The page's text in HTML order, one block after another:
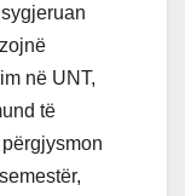
në UNT,
të